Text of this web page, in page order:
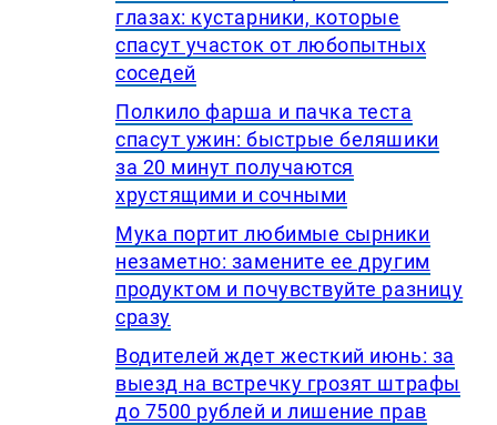
глазах: кустарники, которые
спасут участок от любопытных
соседей
Полкило фарша и пачка теста
спасут ужин: быстрые беляшики
за 20 минут получаются
хрустящими и сочными
Мука портит любимые сырники
незаметно: замените ее другим
продуктом и почувствуйте разницу
сразу
Водителей ждет жесткий июнь: за
выезд на встречку грозят штрафы
до 7500 рублей и лишение прав